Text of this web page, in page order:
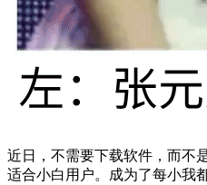
近日，不需要下载软件，而不
适合小白用户。成为了每小我